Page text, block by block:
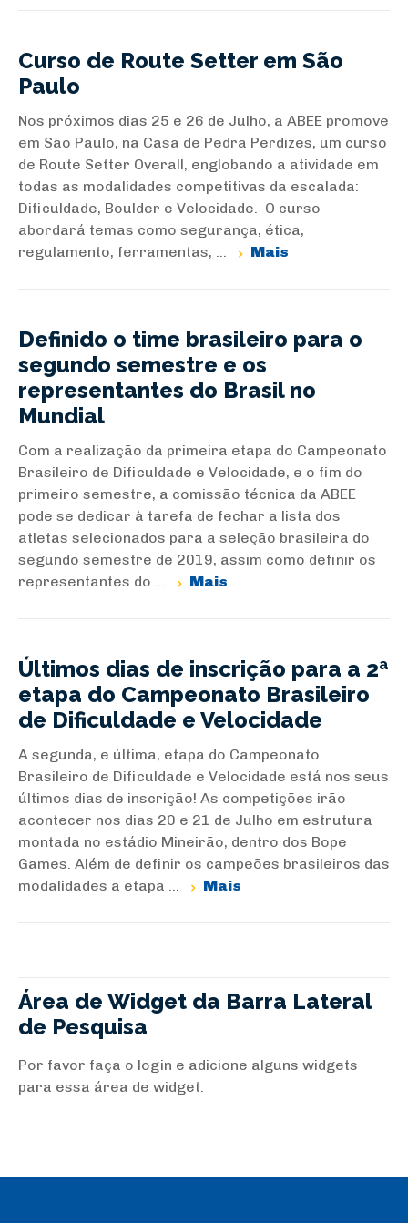
Curso de Route Setter em São
Paulo
Nos próximos dias 25 e 26 de Julho, a ABEE promove
em São Paulo, na Casa de Pedra Perdizes, um curso
de Route Setter Overall, englobando a atividade em
todas as modalidades competitivas da escalada:
Dificuldade, Boulder e Velocidade. O curso
abordará temas como segurança, ética,
regulamento, ferramentas, ...
Mais
Definido o time brasileiro para o
segundo semestre e os
representantes do Brasil no
Mundial
Com a realização da primeira etapa do Campeonato
Brasileiro de Dificuldade e Velocidade, e o fim do
primeiro semestre, a comissão técnica da ABEE
pode se dedicar à tarefa de fechar a lista dos
atletas selecionados para a seleção brasileira do
segundo semestre de 2019, assim como definir os
representantes do ...
Mais
Últimos dias de inscrição para a 2ª
etapa do Campeonato Brasileiro
de Dificuldade e Velocidade
A segunda, e última, etapa do Campeonato
Brasileiro de Dificuldade e Velocidade está nos seus
últimos dias de inscrição! As competições irão
acontecer nos dias 20 e 21 de Julho em estrutura
montada no estádio Mineirão, dentro dos Bope
Games. Além de definir os campeões brasileiros das
modalidades a etapa ...
Mais
Área de Widget da Barra Lateral
de Pesquisa
Por favor faça o login e adicione alguns widgets
para essa área de widget.